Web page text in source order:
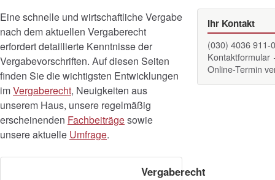
Eine schnelle und wirtschaftliche Vergabe
nach dem aktuellen Vergaberecht
erfordert detaillierte Kenntnisse der
Vergabevorschriften. Auf diesen Seiten
finden Sie die wichtigsten Entwicklungen
imVergaberecht, Neuigkeiten aus
unserem Haus, unsere regelmäßig
erscheinenden Fachbeiträgesowie
unsere aktuelle Umfrage.
Vergaberecht
Ihr Kontakt
(030) 4036 911-
Online-Termin